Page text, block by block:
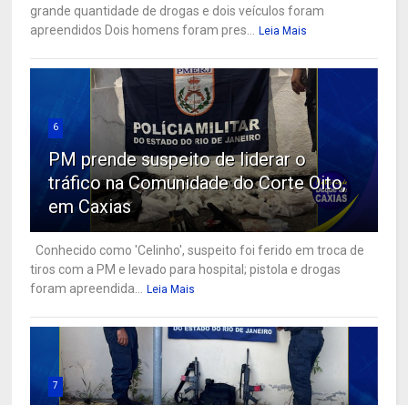
grande quantidade de drogas e dois veículos foram
apreendidos Dois homens foram pres...
Leia Mais
6
PM prende suspeito de liderar o
tráfico na Comunidade do Corte Oito,
em Caxias
Conhecido como 'Celinho', suspeito foi ferido em troca de
tiros com a PM e levado para hospital; pistola e drogas
foram apreendida...
Leia Mais
7